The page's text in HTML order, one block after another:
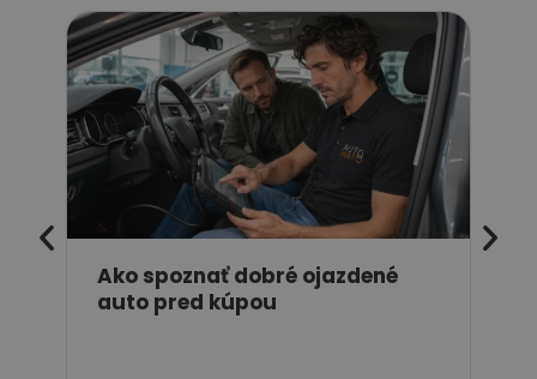
Ako spoznať dobré ojazdené
auto pred kúpou